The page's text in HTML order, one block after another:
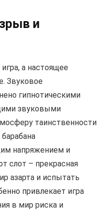
и
а настоящее
Звуковое
гипнотическими
звуковыми
таинственности
напряжением и
слот – прекрасная
азарта и испытать
привлекает игра
в мир риска и